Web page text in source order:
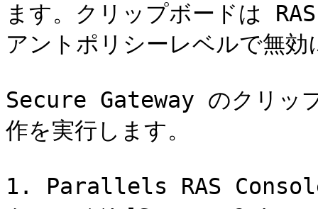
ます。クリップボードは
アントポリシーレベルで無
Secure Gateway のクリッ
作を実行します。
1. Parallels RAS